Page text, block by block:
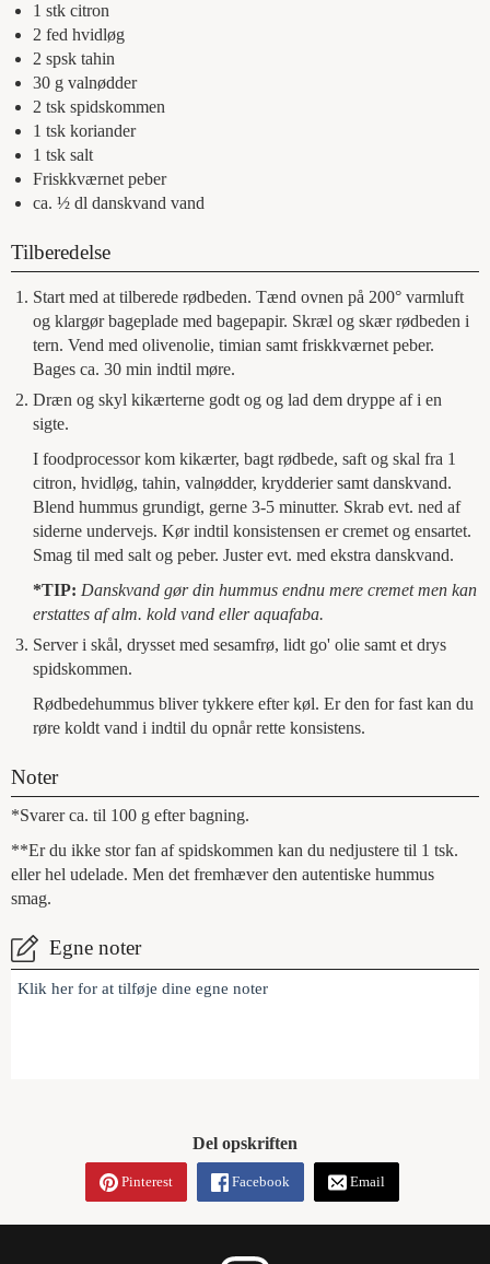
1 stk citron
2 fed hvidløg
2 spsk tahin
30 g valnødder
2 tsk spidskommen
1 tsk koriander
1 tsk salt
Friskkværnet peber
ca. ½ dl danskvand vand
Tilberedelse
Start med at tilberede rødbeden. Tænd ovnen på 200° varmluft
og klargør bageplade med bagepapir. Skræl og skær rødbeden i
tern. Vend med olivenolie, timian samt friskkværnet peber.
Bages ca. 30 min indtil møre.
Dræn og skyl kikærterne godt og og lad dem dryppe af i en
sigte.
I foodprocessor kom kikærter, bagt rødbede, saft og skal fra 1
citron, hvidløg, tahin, valnødder, krydderier samt danskvand.
Blend hummus grundigt, gerne 3-5 minutter. Skrab evt. ned af
siderne undervejs. Kør indtil konsistensen er cremet og ensartet.
Smag til med salt og peber. Juster evt. med ekstra danskvand.
*TIP: Danskvand gør din hummus endnu mere cremet men kan
erstattes af alm. kold vand eller aquafaba.
Server i skål, drysset med sesamfrø, lidt go' olie samt et drys
spidskommen.
Rødbedehummus bliver tykkere efter køl. Er den for fast kan du
røre koldt vand i indtil du opnår rette konsistens.
Noter
*Svarer ca. til 100 g efter bagning.
**Er du ikke stor fan af spidskommen kan du nedjustere til 1 tsk.
eller hel udelade. Men det fremhæver den autentiske hummus
smag.
Egne noter
Klik her for at tilføje dine egne noter
Del opskriften
Pinterest Facebook Email